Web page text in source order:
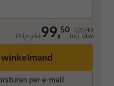
Prijs p/st99,50 120,40
incl. btw
winkelmand
per e-mail